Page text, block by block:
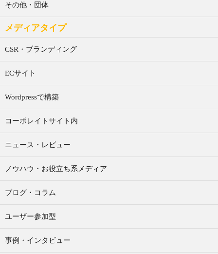
その他・団体
メディアタイプ
CSR・ブランディング
ECサイト
Wordpressで構築
コーポレイトサイト内
ニュース・レビュー
ノウハウ・お役立ち系メディア
ブログ・コラム
ユーザー参加型
事例・インタビュー